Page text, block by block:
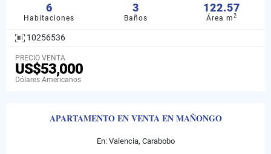
6
Habitaciones
3
Baños
122.57
Área m2
10256536
PRECIO VENTA
US$53,000
Dólares Americanos
APARTAMENTO EN VENTA EN MAÑONGO
En: Valencia, Carabobo